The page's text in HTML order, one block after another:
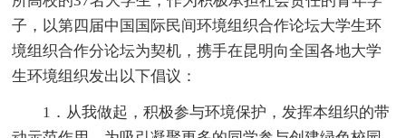
子，以第四届中国国际民间环境组织合作论坛大学生环
境组织合作分论坛为契机，携手在昆明向全国各地大学
生环境组织发出以下倡议：
1．从我做起，积极参与环境保护，发挥本组织的带